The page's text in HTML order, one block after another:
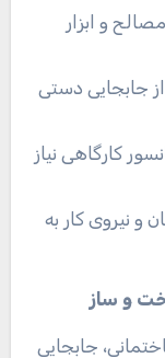
و ابزار
جابجایی دستی
کارگاهی نیاز
و نیروی کار به
و ساز
جابجایی